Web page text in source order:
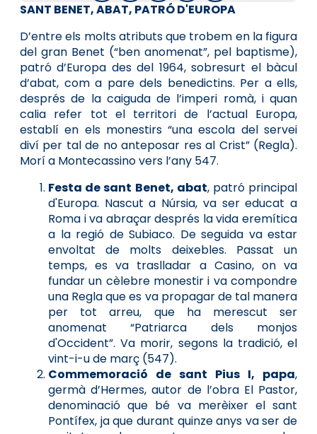
SANT BENET, ABAT, PATRÓ D'EUROPA
D’entre els molts atributs que trobem en la figura
del gran Benet (“ben anomenat”, pel baptisme),
patró d’Europa des del 1964, sobresurt el bàcul
d’abat, com a pare dels benedictins. Per a ells,
després de la caiguda de l’imperi romà, i quan
calia refer tot el territori de l’actual Europa,
establí en els monestirs “una escola del servei
diví per tal de no anteposar res al Crist” (Regla).
Morí a Montecassino vers l’any 547.
Festa de sant Benet, abat, patró principal
d'Europa. Nascut a Núrsia, va ser educat a
Roma i va abraçar després la vida eremítica
a la regió de Subiaco. De seguida va estar
envoltat de molts deixebles. Passat un
temps, es va traslladar a Casino, on va
fundar un cèlebre monestir i va compondre
una Regla que es va propagar de tal manera
per tot arreu, que ha merescut ser
anomenat “Patriarca dels monjos
d'Occident”. Va morir, segons la tradició, el
vint-i-u de març (547).
Commemoració de sant Pius I, papa,
germà d’Hermes, autor de l’obra El Pastor,
denominació que bé va merèixer el sant
Pontífex, ja que durant quinze anys va ser de